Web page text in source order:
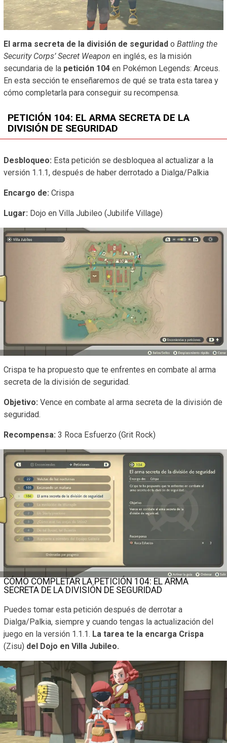
El arma secreta de la división de seguridad o Battling the
Security Corps’ Secret Weapon en inglés, es la misión
secundaria de la petición 104 en Pokémon Legends: Arceus.
En esta sección te enseñaremos de qué se trata esta tarea y
cómo completarla para conseguir su recompensa.
PETICIÓN 104: EL ARMA SECRETA DE LA
DIVISIÓN DE SEGURIDAD
Desbloqueo: Esta petición se desbloquea al actualizar a la
versión 1.1.1, después de haber derrotado a Dialga/Palkia
Encargo de: Crispa
Lugar: Dojo en Villa Jubileo (Jubilife Village)
Crispa te ha propuesto que te enfrentes en combate al arma
secreta de la división de seguridad.
Objetivo: Vence en combate al arma secreta de la división de
seguridad.
Recompensa: 3 Roca Esfuerzo (Grit Rock)
CÓMO COMPLETAR LA PETICIÓN 104: EL ARMA
SECRETA DE LA DIVISIÓN DE SEGURIDAD
Puedes tomar esta petición después de derrotar a
Dialga/Palkia, siempre y cuando tengas la actualización del
juego en la versión 1.1.1. La tarea te la encarga Crispa
(Zisu) del Dojo en Villa Jubileo.